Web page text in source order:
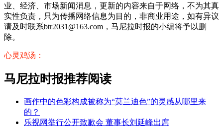
业、经济、市场新闻消息，更新的内容来自于网络，不为其真
实性负责，只为传播网络信息为目的，非商业用途，如有异议
请及时联系btr2031@163.com，马尼拉时报的小编将予以删
除。
心灵鸡汤：
马尼拉时报推荐阅读
画作中的色彩构成被称为“莫兰迪色”的灵感从哪里来
的？
乐视网举行公开致歉会 董事长刘延峰出席